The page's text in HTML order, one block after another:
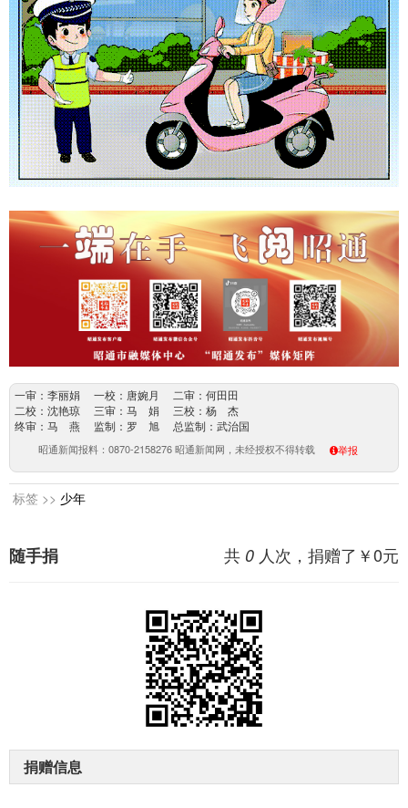
一审：李丽娟 一校：唐婉月 二审：何田田
二校：沈艳琼 三审：马 娟 三校：杨 杰
终审：马 燕 监制：罗 旭 总监制：武治国
昭通新闻报料：0870-2158276 昭通新闻网，未经授权不得转载 举报
标签 >> 少年
共 0 人次，捐赠了￥0元
随手捐
捐赠信息